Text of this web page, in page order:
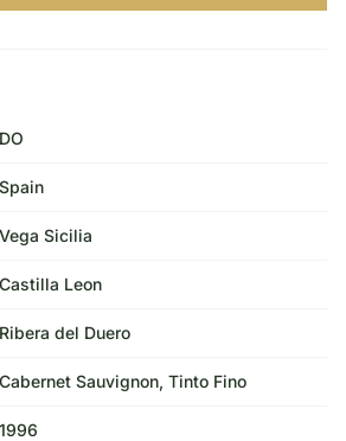
DO
Spain
Vega Sicilia
Castilla Leon
Ribera del Duero
Cabernet Sauvignon, Tinto Fino
1996